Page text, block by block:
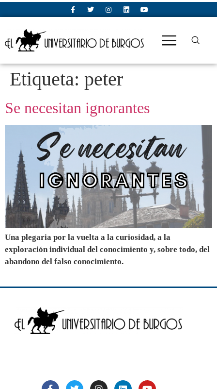
Etiqueta: peter
Se necesitan ignorantes
Una plegaria por la vuelta a la curiosidad, a la
exploración individual del conocimiento y, sobre todo, del
abandono del falso conocimiento.